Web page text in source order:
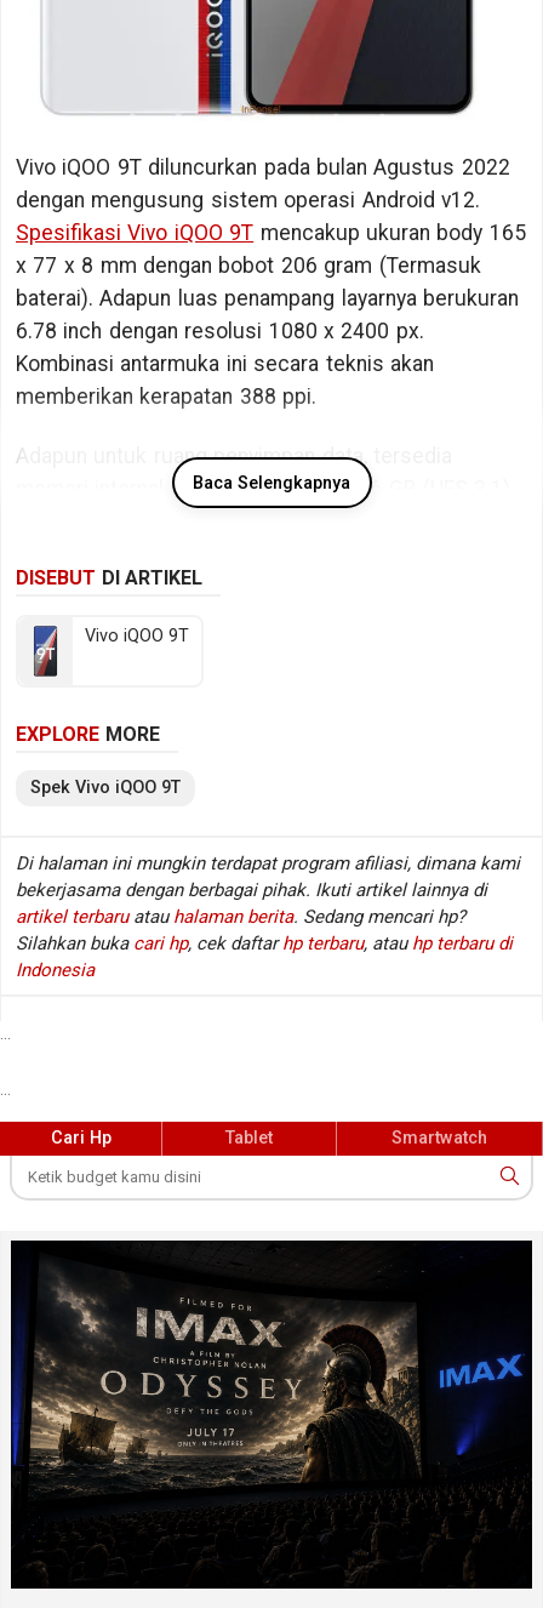
Vivo iQOO 9T diluncurkan pada bulan Agustus 2022
dengan mengusung sistem operasi Android v12.
Spesifikasi Vivo iQOO 9T mencakup ukuran body 165
x 77 x 8 mm dengan bobot 206 gram (Termasuk
baterai). Adapun luas penampang layarnya berukuran
6.78 inch dengan resolusi 1080 x 2400 px.
Kombinasi antarmuka ini secara teknis akan
memberikan kerapatan 388 ppi.
Adapun untuk ruang penyimpan data, tersedia
memori internal berkapasitas 128/256 GB (UFS 3.1).
Qualcomm Snapdragon 8+ Gen 1 SM8450 dengan
5550 MHz). Sedangkan pada sektor fotografi
tersedia kamera belakang Triple lens dan kamera
Li-Polimer berkapasitas 4700 mAh. Berikut beberapa
spesifikasi kunci Vivo iQOO 9T.
Spesifikasi Vivo iQOO 9T
Jaringan
GSM / HSDPA / LTE / 5G
Layar 6.78 inch, 1080 x 2400 px
Kamera depan:Single lens
Memori RAM:8/12 GB RAM (LPDDR5 @ 5550 MHz)
Memori internal / storage
Radio
Bluetooth :
USB:Ya, USB Type-C v2.0, USB host, USB On-The-Go
WiFi:Wi-Fi 802.11 a/b/g/n/ac/6, dual band, Wi-Fi direct,
hotspot
Baterai: Li-Polimer 4700 mAh
Informasi lengkap Vivo iQOO 9T dapat dipelajari pada
halamanVivo iQOO 9T . Di situs hp
ini, kamu juga
dapat mengikuti daftar lengkap
hp Vivo terbaru.
lainnya melalui segmen hp Vivo terbaru.
Baca Selengkapnya
DISEBUT DI ARTIKEL
Vivo iQOO 9T
EXPLORE MORE
Spek Vivo iQOO 9T
Di halaman ini mungkin terdapat program afiliasi, dimana kami
bekerjasama dengan berbagai pihak. Ikuti artikel lainnya di
artikel terbaru atau halaman berita. Sedang mencari hp?
Silahkan buka cari hp, cek daftar hp terbaru, atau hp terbaru di
Indonesia
...
...
Cari Hp Tablet Smartwatch